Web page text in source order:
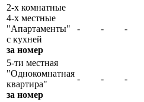
2-х комнатные
4-х местные
"Апартаменты"
с кухней
за номер
- - -
5-ти местная
"Однокомнатная
квартира"
за номер
- - -